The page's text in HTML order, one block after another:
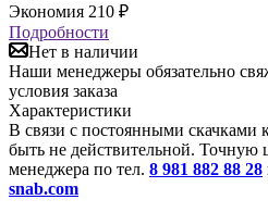
Экономия 210 ₽
Подробности
Нет в наличии
Наши менеджеры обязательно
условия заказа
Характеристики
В связи с постоянными скачками
быть не действительной. Точную
менеджера по тел. 8 981 882 88 28
snab.com